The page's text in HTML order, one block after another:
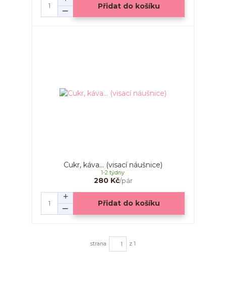
Přidat do košíku
Cukr, káva... (visací náušnice)
280 Kč/pár
1-2 týdny
Přidat do košíku
strana z 1